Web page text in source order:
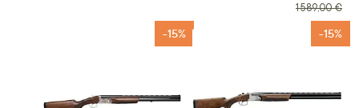
Prix normal
1 589,00 €
-15% -15%